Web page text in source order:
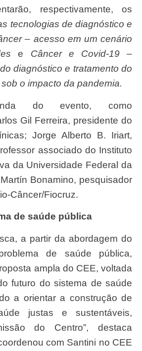
respectivamente, os
tecnologias de diagnóstico e
– acesso em um cenário
e Câncer e Covid-19 –
diagnóstico e tratamento do
o impacto da pandemia.
Gil Ferreira, presidente do
Jorge Alberto B. Iriart,
associado do Instituto
da Universidade Federal da
Bonamino, pesquisador
Câncer/Fiocruz.
de saúde pública
de saúde pública,
ampla do CEE, voltada
futuro do sistema de saúde
a orientar a construção de
justas e sustentáveis,
do Centro”, destaca
com Santini no CEE